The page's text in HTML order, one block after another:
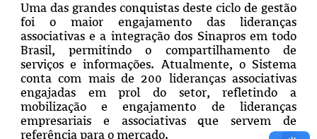
Uma das grandes conquistas deste ciclo de gestão
foi o maior engajamento das lideranças
associativas e a integração dos Sinapros em todo
Brasil, permitindo o compartilhamento de
serviços e informações. Atualmente, o Sistema
conta com mais de 200 lideranças associativas
engajadas em prol do setor, refletindo a
mobilização e engajamento de lideranças
empresariais e associativas que servem de
referência para o mercado.